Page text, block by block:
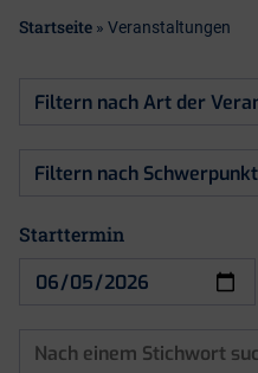
Startseite » Veranstaltungen
Filtern
der
Filtern
Starttermin
Starttermin